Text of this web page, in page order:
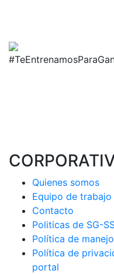
Quienes somos
Equipo de trabajo
Contacto
Politicas de SG-
Política de
Política de
portal